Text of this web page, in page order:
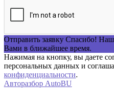
Отправить заявку Спасибо!
Вами в ближайшее время.
Нажимая на кнопку, вы даете
персональных данных и
конфиденциальности.
Авторазбор AutoBU